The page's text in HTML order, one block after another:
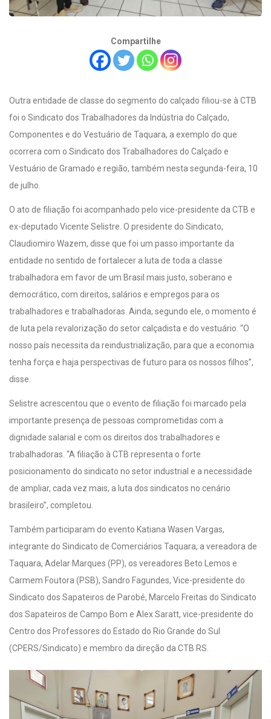
Compartilhe
Outra entidade de classe do segmento do calçado filiou-se à CTB
foi o Sindicato dos Trabalhadores da Indústria do Calçado,
Componentes e do Vestuário de Taquara, a exemplo do que
ocorrera com o Sindicato dos Trabalhadores do Calçado e
Vestuário de Gramado e região, também nesta segunda-feira, 10
de julho.
O ato de filiação foi acompanhado pelo vice-presidente da CTB e
ex-deputado Vicente Selistre. O presidente do Sindicato,
Claudiomiro Wazem, disse que foi um passo importante da
entidade no sentido de fortalecer a luta de toda a classe
trabalhadora em favor de um Brasil mais justo, soberano e
democrático, com direitos, salários e empregos para os
trabalhadores e trabalhadoras. Ainda, segundo ele, o momento é
de luta pela revalorização do setor calçadista e do vestuário. “O
nosso país necessita da reindustrialização, para que a economia
tenha força e haja perspectivas de futuro para os nossos filhos”,
disse.
Selistre acrescentou que o evento de filiação foi marcado pela
importante presença de pessoas comprometidas com a
dignidade salarial e com os direitos dos trabalhadores e
trabalhadoras. “A filiação à CTB representa o forte
posicionamento do sindicato no setor industrial e a necessidade
de ampliar, cada vez mais, a luta dos sindicatos no cenário
brasileiro”, completou.
Também participaram do evento Katiana Wasen Vargas,
integrante do Sindicato de Comerciários Taquara, a vereadora de
Taquara, Adelar Marques (PP), os vereadores Beto Lemos e
Carmem Foutora (PSB), Sandro Fagundes, Vice-presidente do
Sindicato dos Sapateiros de Parobé, Marcelo Freitas do Sindicato
dos Sapateiros de Campo Bom e Alex Saratt, vice-presidente do
Centro dos Professores do Estado do Rio Grande do Sul
(CPERS/Sindicato) e membro da direção da CTB RS.